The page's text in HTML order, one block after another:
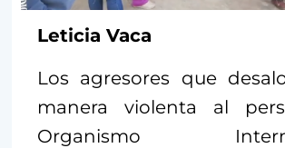
Leticia Vaca
Los agresores que
manera violenta al
Organismo